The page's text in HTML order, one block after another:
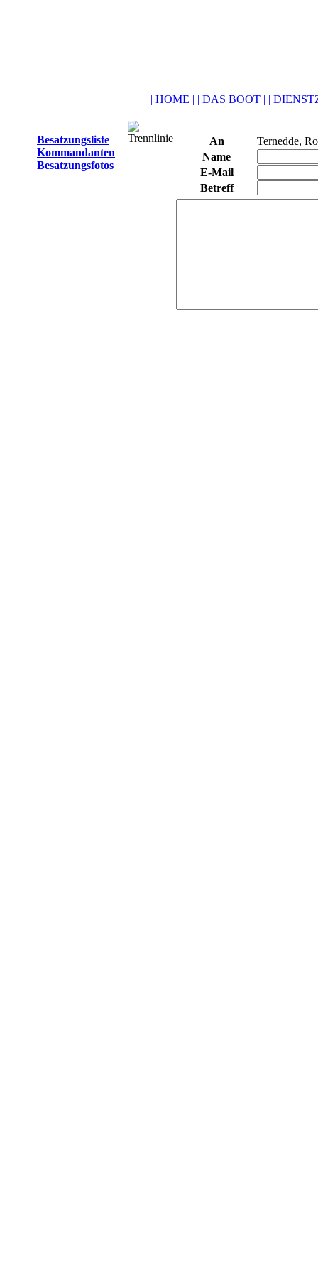
| HOME | | DAS BOOT | |
Besatzungsliste
Kommandanten
Besatzungsfotos
An
Ternedde,
Name
E-Mail
Betreff